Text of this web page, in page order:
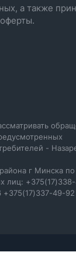
а также
-
г Минска
лиц:
+375(17)337-49-92